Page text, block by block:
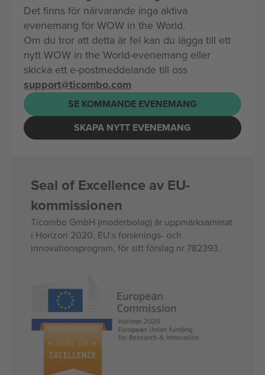
Det finns för närvarande inga aktiva
evenemang för WOW in the World.
Om du tror att detta är fel kan du lägga till ett
nytt WOW in the World-evenemang eller
skicka ett e-postmeddelande till oss
support@ticombo.com
SE KOMMANDE EVENEMANG
SKAPA NYTT EVENEMANG
Seal of Excellence av EU-
kommissionen
Ticombo GmbH (moderbolag) är uppmärksammat
i Horizon 2020, EU:s forsknings- och
innovationsprogram, för sitt förslag nr 782393.